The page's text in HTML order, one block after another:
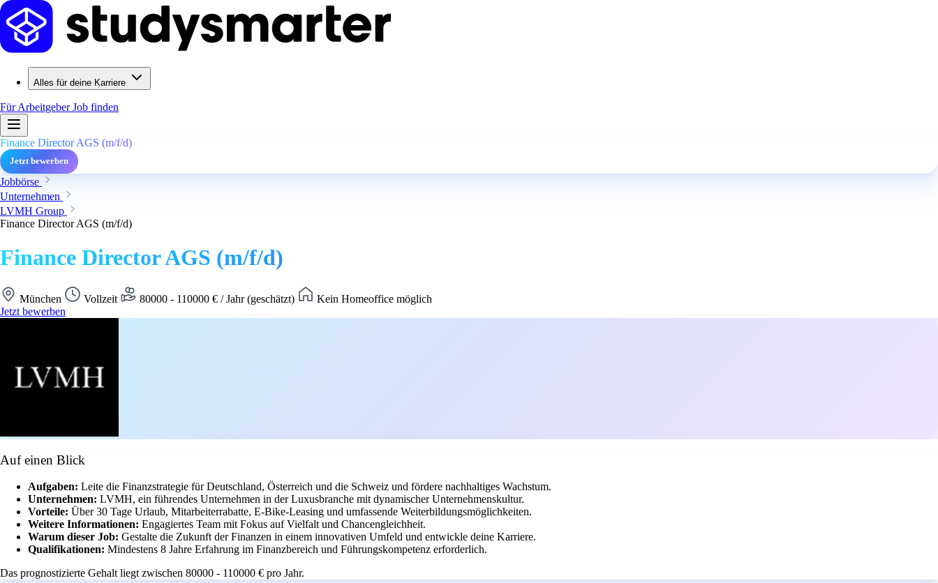
Alles für deine Karriere
Für ArbeitgeberJob finden
Finance Director AGS (m/f/d)
Jetzt bewerben
Jobbörse
Unternehmen
LVMH Group
Finance Director AGS (m/f/d)
Finance Director AGS (m/f/d)
München Vollzeit 80000 - 110000 € / Jahr (geschätzt)
Kein Homeoffice möglich
Jetzt bewerben
Auf einen Blick
Aufgaben: Leite die Finanzstrategie für Deutschland, Österreich und die Schweiz und fördere nachhaltiges Wachstum.
Unternehmen: LVMH, ein führendes Unternehmen in der Luxusbranche mit dynamischer Unternehmenskultur.
Vorteile: Über 30 Tage Urlaub, Mitarbeiterrabatte, E-Bike-Leasing und umfassende Weiterbildungsmöglichkeiten.
Weitere Informationen: Engagiertes Team mit Fokus auf Vielfalt und Chancengleichheit.
Warum dieser Job: Gestalte die Zukunft der Finanzen in einem innovativen Umfeld und entwickle deine Karriere.
Qualifikationen: Mindestens 8 Jahre Erfahrung im Finanzbereich und Führungskompetenz erforderlich.
Das prognostizierte Gehalt liegt zwischen 80000 - 110000 € pro Jahr.